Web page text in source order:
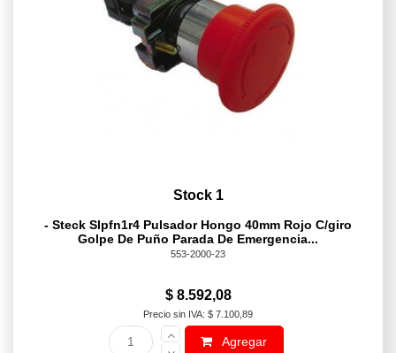
Stock 1
- Steck Slpfn1r4 Pulsador Hongo 40mm Rojo C/giro
Golpe De Puño Parada De Emergencia...
553-2000-23
$ 8.592,08
Precio sin IVA: $ 7.100,89
Agregar